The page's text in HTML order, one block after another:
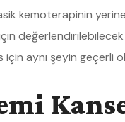
kemoterapinin
için aynı şeyin